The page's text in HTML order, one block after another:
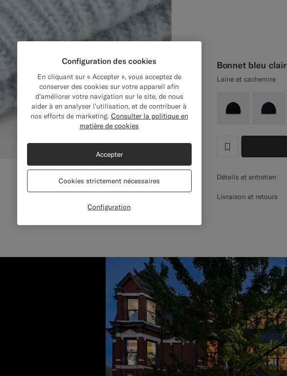
Bonnet bleu clair
Laine et cachemire
label.header.wishlist
Détails et entretien
Livraison et retours
Configuration des cookies
En cliquant sur « Accepter », vous acceptez de
conserver des cookies sur votre appareil afin
d'améliorer votre navigation sur le site, de nous
aider à en analyser l'utilisation, et de contribuer à
nos efforts de marketing. Consulter la politique en
matière de cookies
Configuration
Cookies strictement nécessaires
Accepter